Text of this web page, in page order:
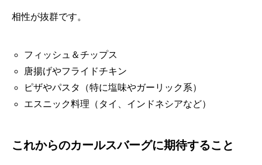
相性が抜群です。
フィッシュ＆チップス
唐揚げやフライドチキン
ピザやパスタ（特に塩味やガーリック系）
エスニック料理（タイ、インドネシアなど）
これからのカールスバーグに期待すること